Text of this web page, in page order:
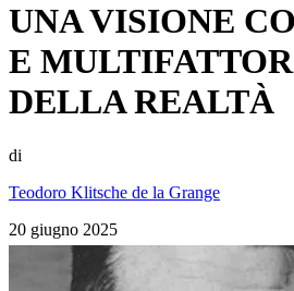
UNA VISIONE
E
DELLA REALTÀ
di
Teodoro Klitsche de la Grange
20 giugno 2025